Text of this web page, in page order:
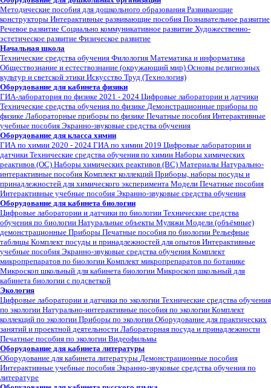
Методические пособия для дошкольного образования Развивающие
конструкторы Интерактивные развивающие пособия Познавательное развитие
Речевое развитие Социально коммуникативное развитие Художественно-
эстетическое развитие Физическое развитие
Начальная школа
Технические средства обучения Филология Математика и информатика
Обществознание и естествознание (окружающий мир) Основы религиозных
культур и светской этики Искусство Труд (Технология)
Оборудование для кабинета физики
ГИА-лаборатория по физике 2021 - 2024 Цифровые лаборатории и датчики
Технические средства обучения по физике Демонстрационные приборы по
физике Лабораторные приборы по физике Печатные пособия Интерактивные
учебные пособия Экранно-звуковые средства обучения
Оборудование для класса химии
ГИА по химии 2020 - 2024 ГИА по химии 2019 Цифровые лаборатории и
датчики Технические средства обучения по химии Наборы химических
реактивов (ОС) Наборы химических реактивов (ВС) Материалы Натурально-
интерактивные пособия Комплект коллекций Приборы, наборы посуды и
принадлежностей для химического эксперимента Модели Печатные пособия
Интерактивные учебные пособия Экранно-звуковые средства обучения
Оборудование для кабинета биологии
Цифровые лаборатории и датчики по биологии Технические средства
обучения по биологии Натуральные объекты Муляжи Модели (объёмные)
демонстрационные Приборы Печатные пособия по биологии Рельефные
таблицы Комплект посуды и принадлежностей для опытов Интерактивные
учебные пособия Экранно-звуковые средства обучения Комплект
микропрепаратов по биологии Комплект микропрепаратов по ботанике
Микроскоп школьный для кабинета биологии Микроскоп школьный для
кабинета биологии с подсветкой
Экология
Цифровые лаборатории и датчики по экологии Технические средства обучения
по экологии Натурально-интерактивные пособия по экологии Комплект
коллекций по экологии Приборы по экологии Оборудование для практических
занятий и проектной деятельности Лабораторная посуда и принадлежности
Печатные пособия по экологии Видеофильмы
Оборудование для кабинета литературы
Оборудование для кабинета литературы Демонстрационные пособия
Интерактивные учебные пособия Экранно-звуковые средства обучения по
литературе